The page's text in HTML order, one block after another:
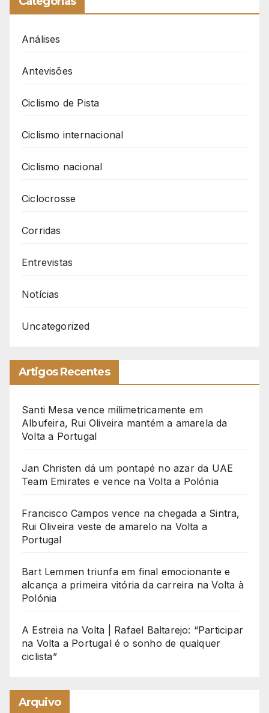
Análises
Antevisões
Ciclismo de Pista
Ciclismo internacional
Ciclismo nacional
Ciclocrosse
Corridas
Entrevistas
Notícias
Uncategorized
Artigos Recentes
Santi Mesa vence milimetricamente em
Albufeira, Rui Oliveira mantém a amarela da
Volta a Portugal
Jan Christen dá um pontapé no azar da UAE
Team Emirates e vence na Volta a Polónia
Francisco Campos vence na chegada a Sintra,
Rui Oliveira veste de amarelo na Volta a
Portugal
Bart Lemmen triunfa em final emocionante e
alcança a primeira vitória da carreira na Volta à
Polónia
A Estreia na Volta | Rafael Baltarejo: “Participar
na Volta a Portugal é o sonho de qualquer
ciclista”
Arquivo